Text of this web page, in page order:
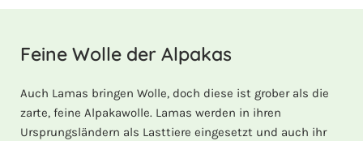
Feine Wolle der Alpakas
Auch Lamas bringen Wolle, doch diese ist grober als die
zarte, feine Alpakawolle. Lamas werden in ihren
Ursprungsländern als Lasttiere eingesetzt und auch ihr